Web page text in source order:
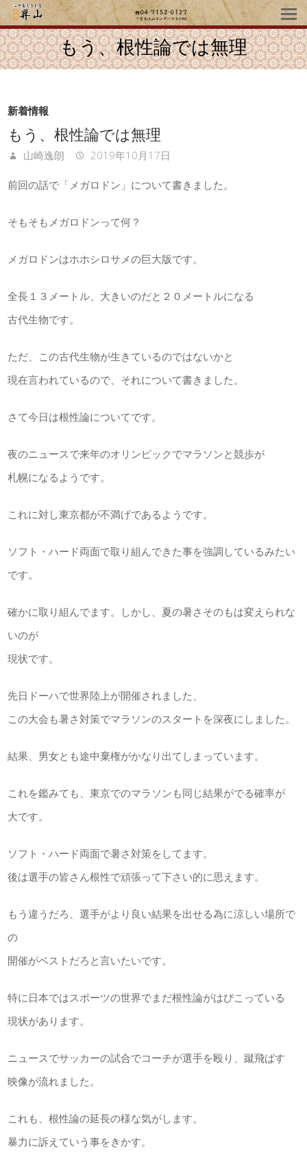
もう、根性論では無理
新着情報
もう、根性論では無理
山崎逸朗 2019年10月17日
前回の話で「メガロドン」について書きました。
そもそもメガロドンって何？
メガロドンはホホシロサメの巨大版です。
全長１３メートル、大きいのだと２０メートルになる
古代生物です。
ただ、この古代生物が生きているのではないかと
現在言われているので、それについて書きました。
さて今日は根性論についてです。
夜のニュースで来年のオリンピックでマラソンと競歩が
札幌になるようです。
これに対し東京都が不満げであるようです。
ソフト・ハード両面で取り組んできた事を強調しているみたい
です。
確かに取り組んでます。しかし、夏の暑さそのもは変えられな
いのが
現状です。
先日ドーハで世界陸上が開催されました、
この大会も暑さ対策でマラソンのスタートを深夜にしました。
結果、男女とも途中棄権がかなり出てしまっています。
これを鑑みても、東京でのマラソンも同じ結果がでる確率が
大です。
ソフト・ハード両面で暑さ対策をしてます。
後は選手の皆さん根性で頑張って下さい的に思えます。
もう違うだろ、選手がより良い結果を出せる為に涼しい場所で
の
開催がベストだろと言いたいです。
特に日本ではスポーツの世界でまだ根性論がはびこっている
現状があります。
ニュースでサッカーの試合でコーチが選手を殴り、蹴飛ばす
映像が流れました。
これも、根性論の延長の様な気がします。
暴力に訴えていう事をきかす。